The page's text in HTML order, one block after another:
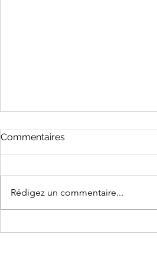
Commentaires
Rédigez un commentaire...